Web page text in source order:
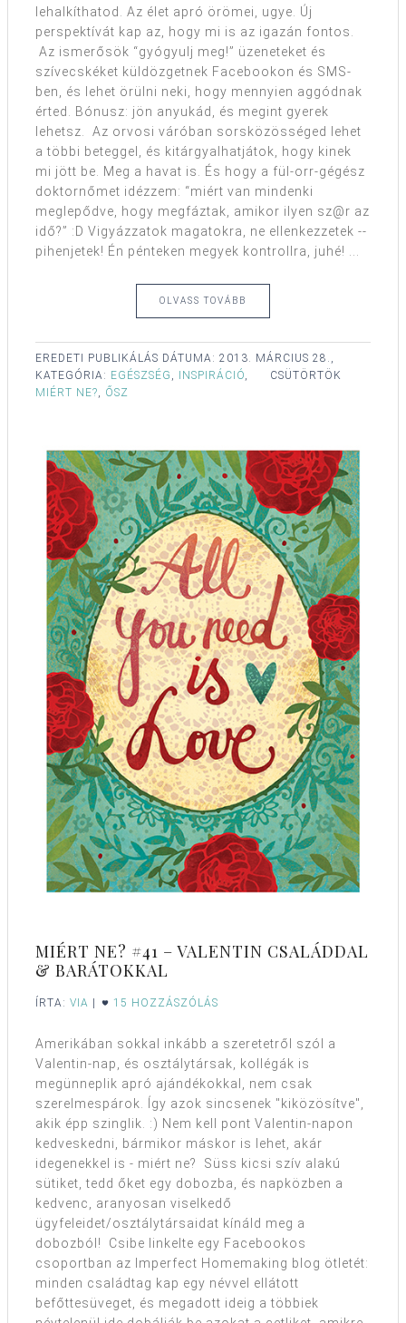
lehalkíthatod. Az élet apró örömei, ugye. Új
perspektívát kap az, hogy mi is az igazán fontos.
Az ismerősök “gyógyulj meg!” üzeneteket és
szívecskéket küldözgetnek Facebookon és SMS-
ben, és lehet örülni neki, hogy mennyien aggódnak
érted. Bónusz: jön anyukád, és megint gyerek
lehetsz. Az orvosi váróban sorsközösséged lehet
a többi beteggel, és kitárgyalhatjátok, hogy kinek
mi jött be. Meg a havat is. És hogy a fül-orr-gégész
doktornőmet idézzem: “miért van mindenki
meglepődve, hogy megfáztak, amikor ilyen sz@r az
idő?” :D Vigyázzatok magatokra, ne ellenkezzetek --
pihenjetek! Én pénteken megyek kontrollra, juhé! ...
OLVASS TOVÁBB
EREDETI PUBLIKÁLÁS DÁTUMA: 2013. MÁRCIUS 28.,
CSÜTÖRTÖK
KATEGÓRIA: EGÉSZSÉG INSPIRÁCIÓ
MIÉRT NE?
ŐSZ
MIÉRT NE? #41 – VALENTIN CSALÁDDAL
& BARÁTOKKAL
ÍRTA: VIA 15 HOZZÁSZÓLÁS
Amerikában sokkal inkább a szeretetről szól a
Valentin-nap, és osztálytársak, kollégák is
megünneplik apró ajándékokkal, nem csak
szerelmespárok. Így azok sincsenek "kiközösítve",
akik épp szinglik. :) Nem kell pont Valentin-napon
kedveskedni, bármikor máskor is lehet, akár
idegenekkel is - miért ne? Süss kicsi szív alakú
sütiket, tedd őket egy dobozba, és napközben a
kedvenc, aranyosan viselkedő
ügyfeleidet/osztálytársaidat kínáld meg a
dobozból! Csibe linkelte egy Facebookos
csoportban az Imperfect Homemaking blog ötletét:
minden családtag kap egy névvel ellátott
befőttesüveget, és megadott ideig a többiek